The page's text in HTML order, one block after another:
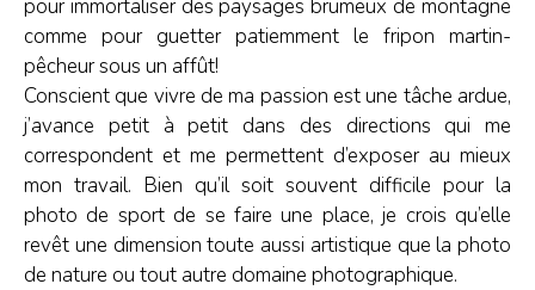
pour immortaliser des paysages brumeux de montagne
comme pour guetter patiemment le fripon martin-
pêcheur sous un affût!
Conscient que vivre de ma passion est une tâche ardue,
j’avance petit à petit dans des directions qui me
correspondent et me permettent d’exposer au mieux
mon travail. Bien qu’il soit souvent difficile pour la
photo de sport de se faire une place, je crois qu’elle
revêt une dimension toute aussi artistique que la photo
de nature ou tout autre domaine photographique.